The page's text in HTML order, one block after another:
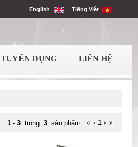
English Tiếng Việt
TUYỂN DỤNG LIÊN HỆ
1 - 3 trong 3 sản phẩm 1